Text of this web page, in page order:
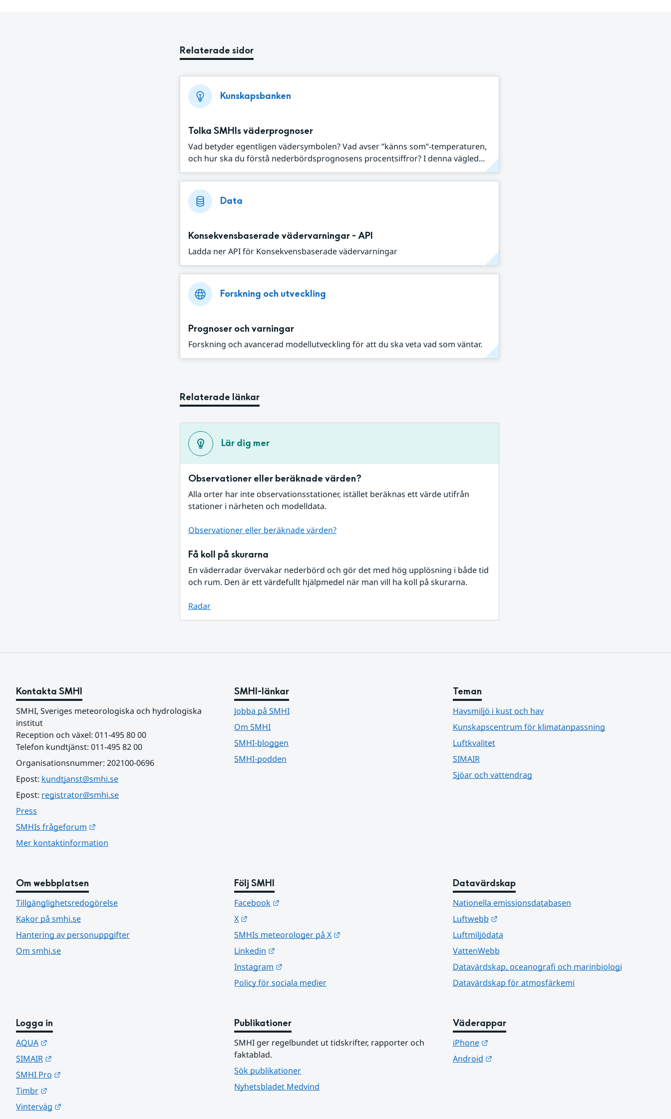
Relaterade sidor
Kunskapsbanken
Tolka SMHIs väderprognoser
Vad betyder egentligen vädersymbolen? Vad avser ”känns som”-temperaturen,
och hur ska du förstå nederbördsprognosens procentsiffror? I denna vägled...
Data
Konsekvensbaserade vädervarningar - API
Ladda ner API för Konsekvensbaserade vädervarningar
Forskning och utveckling
Prognoser och varningar
Forskning och avancerad modellutveckling för att du ska veta vad som väntar.
Relaterade länkar
Lär dig mer
Observationer eller beräknade värden?
Alla orter har inte observationsstationer, istället beräknas ett värde utifrån
stationer i närheten och modelldata.
Observationer eller beräknade värden?
Få koll på skurarna
En väderradar övervakar nederbörd och gör det med hög upplösning i både tid
och rum. Den är ett värdefullt hjälpmedel när man vill ha koll på skurarna.
Radar
Kontakta SMHI
SMHI, Sveriges meteorologiska och hydrologiska
institut
Reception och växel: 011-495 80 00
Telefon kundtjänst: 011-495 82 00
Organisationsnummer: 202100-0696
Epost: kundtjanst@smhi.se
Epost: registrator@smhi.se
Press
SMHIs frågeforum
Mer kontaktinformation
SMHI-länkar
Jobba på SMHI
Om SMHI
SMHI-bloggen
SMHI-podden
Teman
Havsmiljö i kust och hav
Kunskapscentrum för klimatanpassning
Luftkvalitet
SIMAIR
Sjöar och vattendrag
Om webbplatsen
Tillgänglighetsredogörelse
Kakor på smhi.se
Hantering av personuppgifter
Om smhi.se
Följ SMHI
Facebook
X
SMHIs meteorologer på X
Linkedin
Instagram
Policy för sociala medier
Datavärdskap
Nationella emissionsdatabasen
Luftwebb
Länk till annan webbplats.
Luftmiljödata
VattenWebb
Datavärdskap, oceanografi och marinbiologi
Datavärdskap för atmosfärkemi
Logga in
AQUA
SIMAIR
SMHI Pro
Timbr
Vinterväg
Publikationer
SMHI ger regelbundet ut tidskrifter, rapporter och
faktablad.
Sök publikationer
Nyhetsbladet Medvind
Väderappar
iPhone
Länk till annan webbplats.
Android
Länk till annan webbplats.